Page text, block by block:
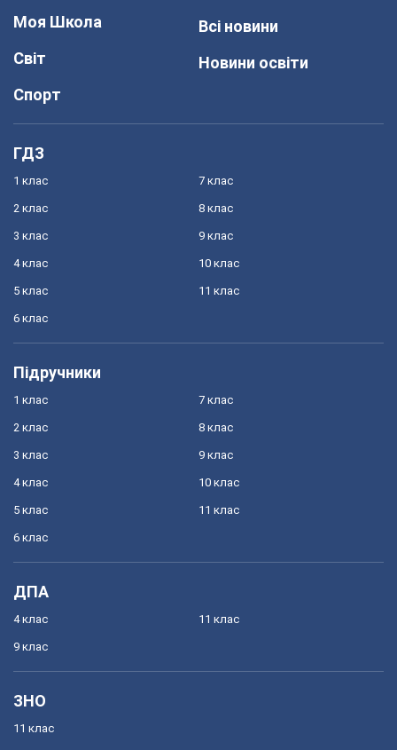
Моя Школа
Світ
Спорт
Всі новини
Новини освіти
ГДЗ
1 клас
2 клас
3 клас
4 клас
5 клас
6 клас
7 клас
8 клас
9 клас
10 клас
11 клас
Підручники
1 клас
2 клас
3 клас
4 клас
5 клас
6 клас
7 клас
8 клас
9 клас
10 клас
11 клас
ДПА
4 клас
9 клас
11 клас
ЗНО
11 клас